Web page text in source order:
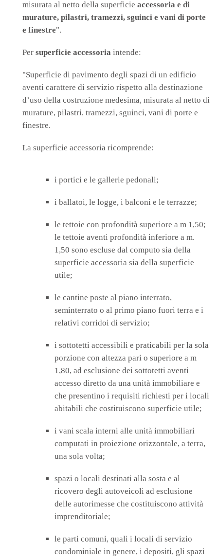
misurata al netto della superficie accessoria e di
murature, pilastri, tramezzi, sguinci e vani di porte
e finestre".
Per superficie accessoria intende:
"Superficie di pavimento degli spazi di un edificio
aventi carattere di servizio rispetto alla destinazione
d’uso della costruzione medesima, misurata al netto di
murature, pilastri, tramezzi, sguinci, vani di porte e
finestre.
La superficie accessoria ricomprende:
i portici e le gallerie pedonali;
i ballatoi, le logge, i balconi e le terrazze;
le tettoie con profondità superiore a m 1,50;
le tettoie aventi profondità inferiore a m.
1,50 sono escluse dal computo sia della
superficie accessoria sia della superficie
utile;
le cantine poste al piano interrato,
seminterrato o al primo piano fuori terra e i
relativi corridoi di servizio;
i sottotetti accessibili e praticabili per la sola
porzione con altezza pari o superiore a m
1,80, ad esclusione dei sottotetti aventi
accesso diretto da una unità immobiliare e
che presentino i requisiti richiesti per i locali
abitabili che costituiscono superficie utile;
i vani scala interni alle unità immobiliari
computati in proiezione orizzontale, a terra,
una sola volta;
spazi o locali destinati alla sosta e al
ricovero degli autoveicoli ad esclusione
delle autorimesse che costituiscono attività
imprenditoriale;
le parti comuni, quali i locali di servizio
condominiale in genere, i depositi, gli spazi